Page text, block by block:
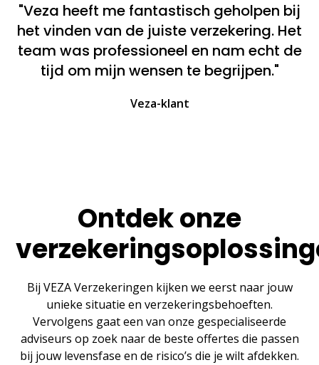
"Veza heeft me fantastisch geholpen bij
het vinden van de juiste verzekering. Het
team was professioneel en nam echt de
tijd om mijn wensen te begrijpen."
Veza-klant
Ontdek onze
Bij VEZA Verzekeringen kijken we eerst naar jouw
unieke situatie en verzekeringsbehoeften.
Vervolgens gaat een van onze gespecialiseerde
adviseurs op zoek naar de beste offertes die passen
bij jouw levensfase en de risico’s die je wilt afdekken.